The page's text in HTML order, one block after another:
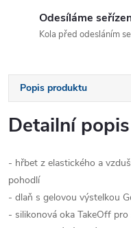
Odesíláme
Kola před odesláním
Popis produktu
Detailní
- hřbet z elastického a
pohodlí
- dlaň s gelovou výstelkou
- silikonová oka TakeOff